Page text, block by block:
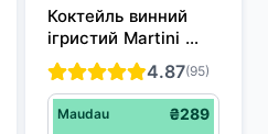
Коктейль винний
ігристий Martini
Bellini рожеве
солодке 0.75 л 8%
4.87(95)
Maudau ₴289